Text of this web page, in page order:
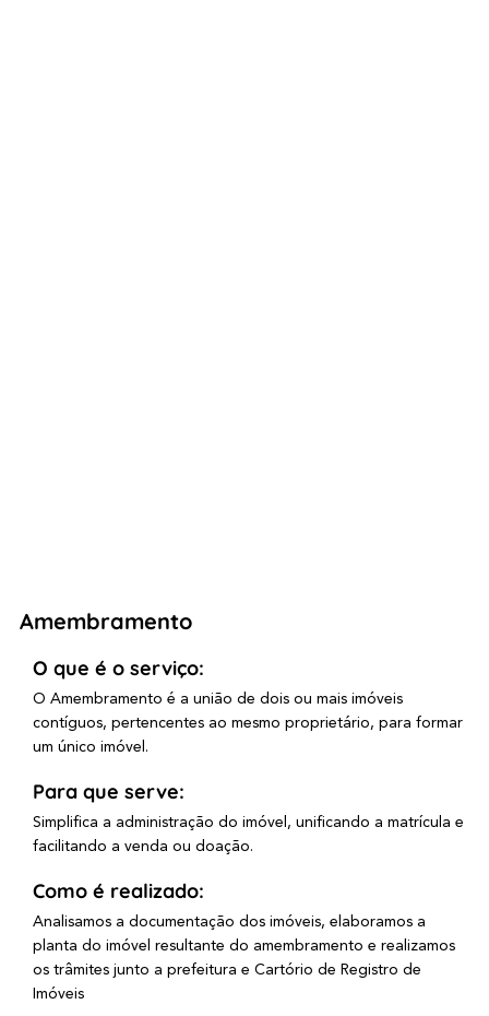
Amembramento
O que é o serviço:
O Amembramento é a união de dois ou mais imóveis
contíguos, pertencentes ao mesmo proprietário, para formar
um único imóvel.
Para que serve:
Simplifica a administração do imóvel, unificando a matrícula e
facilitando a venda ou doação.
Como é realizado:
Analisamos a documentação dos imóveis, elaboramos a
planta do imóvel resultante do amembramento e realizamos
os trâmites junto a prefeitura e Cartório de Registro de
Imóveis